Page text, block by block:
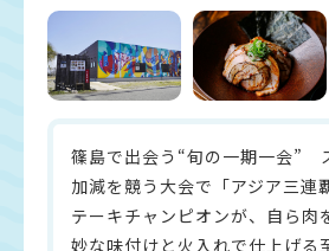
篠島で出会う“旬の一期一会”
加減を競う大会で「アジア三連
テーキチャンピオンが、自ら肉
妙な味付けと火入れで仕上げる